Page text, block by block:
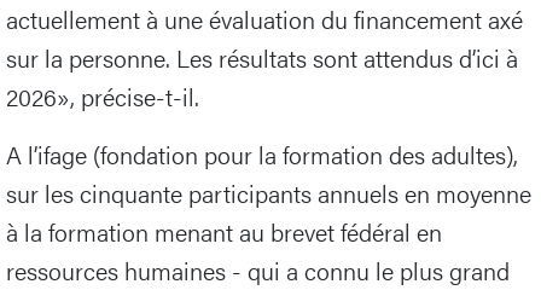
actuellement à une évaluation du financement axé
sur la personne. Les résultats sont attendus d’ici à
2026», précise-t-il.
A l’ifage (fondation pour la formation des adultes),
sur les cinquante participants annuels en moyenne
à la formation menant au brevet fédéral en
ressources humaines - qui a connu le plus grand